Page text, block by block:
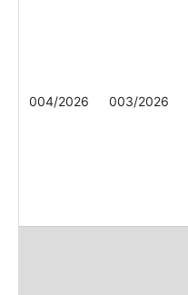
004/2026 003/2026